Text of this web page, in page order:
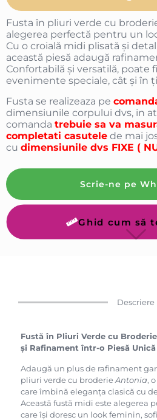
Fusta în pliuri verde cu
alegerea perfectă pentru un
Cu o croială midi plisată și
această piesă adaugă
Confortabilă și versatilă, poate
evenimente speciale, cât și în
Fusta se realizeaza pe
dimensiunile corpului dvs, in
comanda trebuie sa va
completati casutele de mai
cu dimensiunile dvs FIXE (
Scrie-ne pe
Ghid cum să
Descriere
Fustă în Pliuri Verde cu
și Rafinament într-o Piesă Unică
Adaugă un plus de rafinament
pliuri verde cu broderieAntonia,
care îmbină eleganța clasică cu
Această fustă midi este alegerea
care își doresc un look feminin,